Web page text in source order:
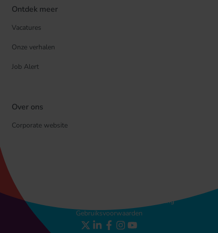
Ontdek meer
Vacatures
Onze verhalen
Job Alert
Over ons
Corporate website
Cookieverklaring
Gebruiksvoorwaarden